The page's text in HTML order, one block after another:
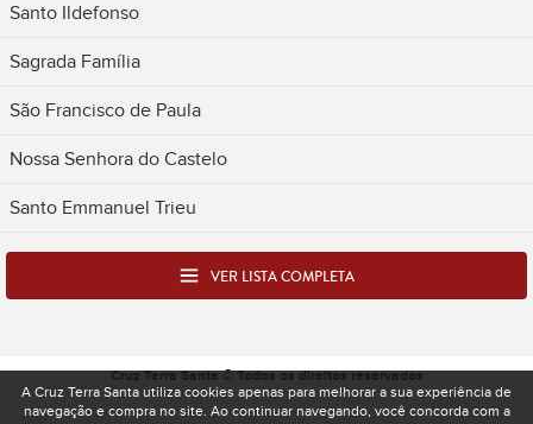
Santo Ildefonso
Sagrada Família
São Francisco de Paula
Nossa Senhora do Castelo
Santo Emmanuel Trieu
VER LISTA COMPLETA
Cruz Terra Santa © Todos os direitos reservados
A Cruz Terra Santa utiliza cookies apenas para melhorar a sua experiência de
navegação e compra no site. Ao continuar navegando, você concorda com a